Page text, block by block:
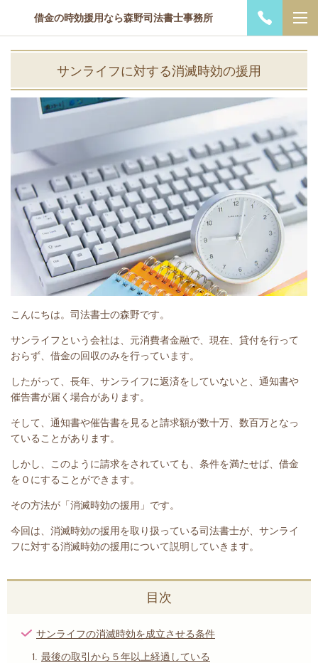
借金の時効援用なら森野司法書士事務所
サンライフに対する消滅時効の援用
こんにちは。司法書士の森野です。
サンライフという会社は、元消費者金融で、現在、貸付を行って
おらず、借金の回収のみを行っています。
したがって、長年、サンライフに返済をしていないと
、通知書や
催告書が届く場合があります。
そして、通知書や催告書を見ると請求額が数十万、数百万となっ
ていることがあります。
しかし、このように請求をされていても、条件を満たせば、借金
を０にすることができます。
その方法が「消滅時効の援用」です。
今回は、 消滅時効の援用を取り扱っている司法書士が、 サンライ
フに対する消滅時効の援用について説明していきます。
目次
サンライフの消滅時効を成立させる条件
最後の取引から５年以上経過している